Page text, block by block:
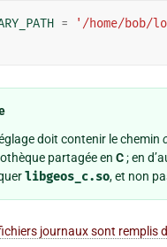
=
'/home/bob/
doit contenir le chemin
partagée en C; en
libgeos_c.so, et non
journaux sont remplis